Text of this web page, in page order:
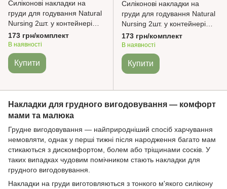
Силіконові накладки на
груди для годування Natural
Nursing 2шт. у контейнері
Розмір S BabyOno
173 грн/комплект
В наявності
Купити
Силіконові накладки на
груди для годування Natural
Nursing 2шт. у контейнері
Розмір М BabyOno
173 грн/комплект
В наявності
Купити
Накладки для грудного вигодовування — комфорт
мами та малюка
Грудне вигодовування — найприродніший спосіб харчування
немовляти, однак у перші тижні після народження багато мам
стикаються з дискомфортом, болем або тріщинами сосків. У
таких випадках чудовим помічником стають накладки для
грудного вигодовування.
Накладки на груди виготовляються з тонкого м'якого силікону